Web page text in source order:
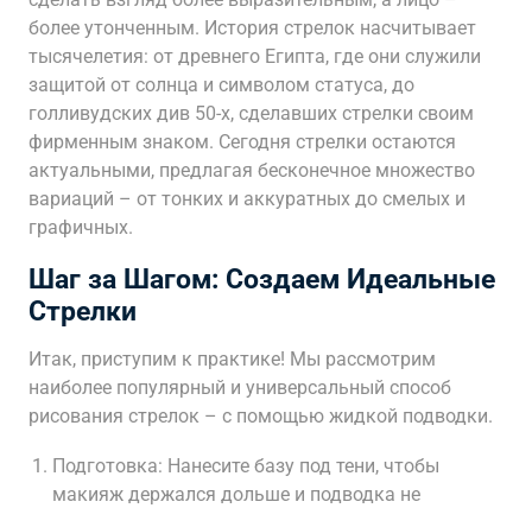
более утонченным. История стрелок насчитывает
тысячелетия: от древнего Египта, где они служили
защитой от солнца и символом статуса, до
голливудских див 50-х, сделавших стрелки своим
фирменным знаком. Сегодня стрелки остаются
актуальными, предлагая бесконечное множество
вариаций – от тонких и аккуратных до смелых и
графичных.
Шаг за Шагом: Создаем Идеальные
Стрелки
Итак, приступим к практике! Мы рассмотрим
наиболее популярный и универсальный способ
рисования стрелок – с помощью жидкой подводки.
Подготовка: Нанесите базу под тени, чтобы
макияж держался дольше и подводка не